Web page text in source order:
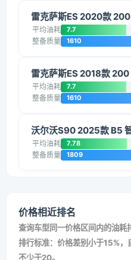
雷克萨斯ES 2020款
平均油耗 7.7
整备质量 1610
雷克萨斯ES 2018款
平均油耗 7.7
整备质量 1610
沃尔沃S90 2025款 B5
平均油耗 7.78
整备质量 1809
价格相近排名
查询车型同一价格区间内的油耗
排行标准：价格差别小于15%，
不少于20。